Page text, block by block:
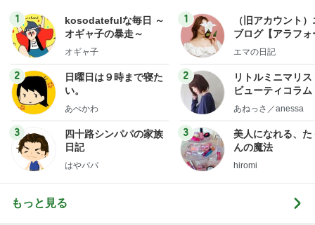
1
kosodatefulな毎日 ～
オギャ子の暴走～
オギャ子
2
日曜日は９時まで寝た
い。
あべかわ
3
四十路シンパパの家族
日記
はやパパ
1
（旧アカウント
ブログ【アラフォ
社売却セカンドラ
エマの日記
2
リトルミニマリス
ビューティコラ
little
あねっさ／anessa
3
美人になれる、た
んの魔法
hiromi
もっと見る